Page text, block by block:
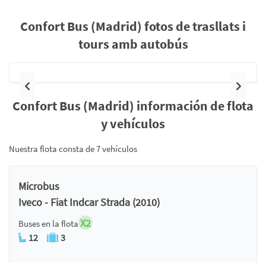
Confort Bus (Madrid) fotos de trasllats i
tours amb autobús
Anterior
Confort Bus (Madrid) información de flota
y vehículos
Nuestra flota consta de 7 vehículos
Microbus
Iveco - Fiat Indcar Strada (2010)
Buses en la flota X2
12 3